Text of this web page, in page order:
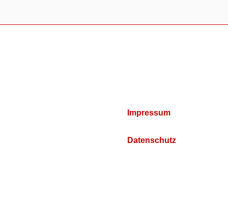
Impressum
Datenschutz